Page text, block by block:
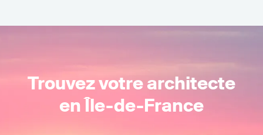
Trouvez votre architecte
en Île-de-France